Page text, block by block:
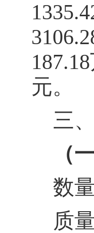
187.18
元。
三
（
数
质